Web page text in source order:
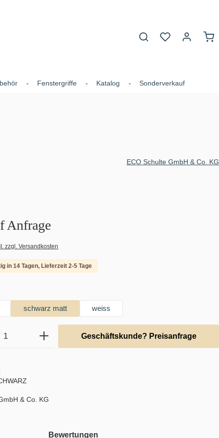
Du hast 0
Fenstergriffe Katalog Sonderverkauf
ECO Schulte GmbH & Co. KG
Anfrage
zzgl. Versandkosten
in 14 Tagen, Lieferzeit 2-5 Tage
schwarz matt weiss
Anzahl: Gib den gewünschten Wert ein
Geschäftskunde? Preisanfrage
& Co. KG
Bewertungen